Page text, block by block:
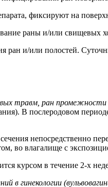
фиксируют на
раны и/или свищевых
и/или полостей.
травм, ран
В послеродовом
непосредственно
во влагалище с
курсом в течение 2-х
в гинекологии